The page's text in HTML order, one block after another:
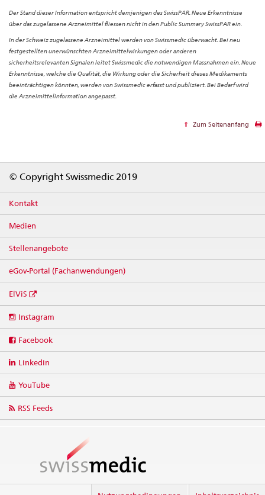
Der Stand dieser Information entspricht demjenigen des SwissPAR. Neue Erkenntnisse
über das zugelassene Arzneimittel fliessen nicht in den Public Summary SwissPAR ein.
In der Schweiz zugelassene Arzneimittel werden von Swissmedic überwacht. Bei neu
festgestellten unerwünschten Arzneimittelwirkungen oder anderen
sicherheitsrelevanten Signalen leitet Swissmedic die notwendigen Massnahmen ein. Neue
Erkenntnisse, welche die Qualität, die Wirkung oder die Sicherheit dieses Medikaments
beeinträchtigen könnten, werden von Swissmedic erfasst und publiziert. Bei Bedarf wird
die Arzneimittelinformation angepasst.
Zum Seitenanfang
© Copyright Swissmedic 2019
Kontakt
Medien
Stellenangebote
eGov-Portal (Fachanwendungen)
ElViS
media
Instagram
Facebook
Linkedin
YouTube
RSS Feeds